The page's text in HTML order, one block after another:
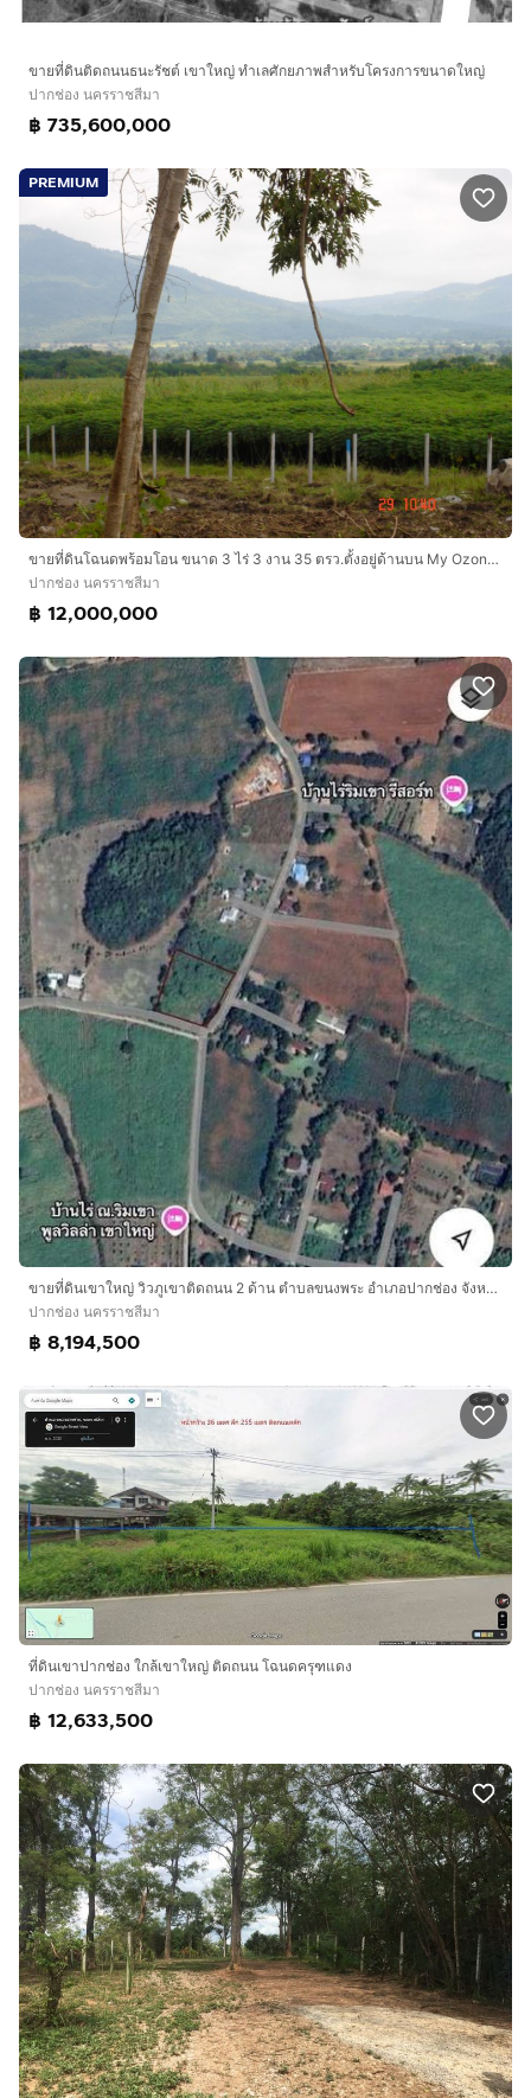
ขายที่ดินติดถนนธนะรัชต์ เขาใหญ่ ทำเลศักยภาพสำหรับโครงการขนาดใหญ่
ปากช่อง นครราชสีมา
฿ 735,600,000
PREMIUM
ขายที่ดินโฉนดพร้อมโอน ขนาด 3 ไร่ 3 งาน 35 ตรว.ตั้งอยู่ด้านบน My Ozone ด้านหลังติดเขาแถมที่ครอบครอบติดโฉนด 13 ไร่ 2 งาน รังวัดขึ้นรูปแล้ว
ปากช่อง นครราชสีมา
฿ 12,000,000
ขายที่ดินเขาใหญ่ วิวภูเขาติดถนน 2 ด้าน ตำบลขนงพระ อำเภอปากช่อง จังหวัดนครราชสีมา
ปากช่อง นครราชสีมา
฿ 8,194,500
ที่ดินเขาปากช่อง ใกล้เขาใหญ่ ติดถนน โฉนดครุฑแดง
ปากช่อง นครราชสีมา
฿ 12,633,500